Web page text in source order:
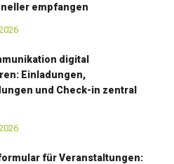
empfangen
digital
Einladungen,
und Check-in zentral
für Veranstaltungen: